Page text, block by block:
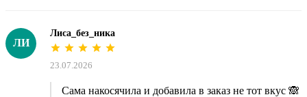
ЛИ
Лиса_без_ника
23.07.2026
Сама накосячила и добавила в заказ не тот вкус 🙈